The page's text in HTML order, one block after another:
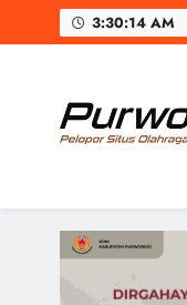
to
3:30:15 AM